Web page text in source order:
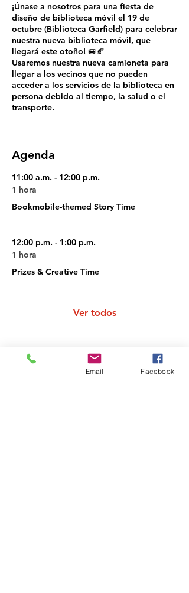
¡Únase a nosotros para una fiesta de
diseño de biblioteca móvil el 19 de
octubre (Biblioteca Garfield) para celebrar
nuestra nueva biblioteca móvil, que
llegará este otoño! 🚐🍂
Usaremos nuestra nueva camioneta para
llegar a los vecinos que no pueden
acceder a los servicios de la biblioteca en
persona debido al tiempo, la salud o el
transporte.
Agenda
11:00 a.m. - 12:00 p.m.
1 hora
Bookmobile-themed Story Time
12:00 p.m. - 1:00 p.m.
1 hora
Prizes & Creative Time
Ver todos
Email Facebook